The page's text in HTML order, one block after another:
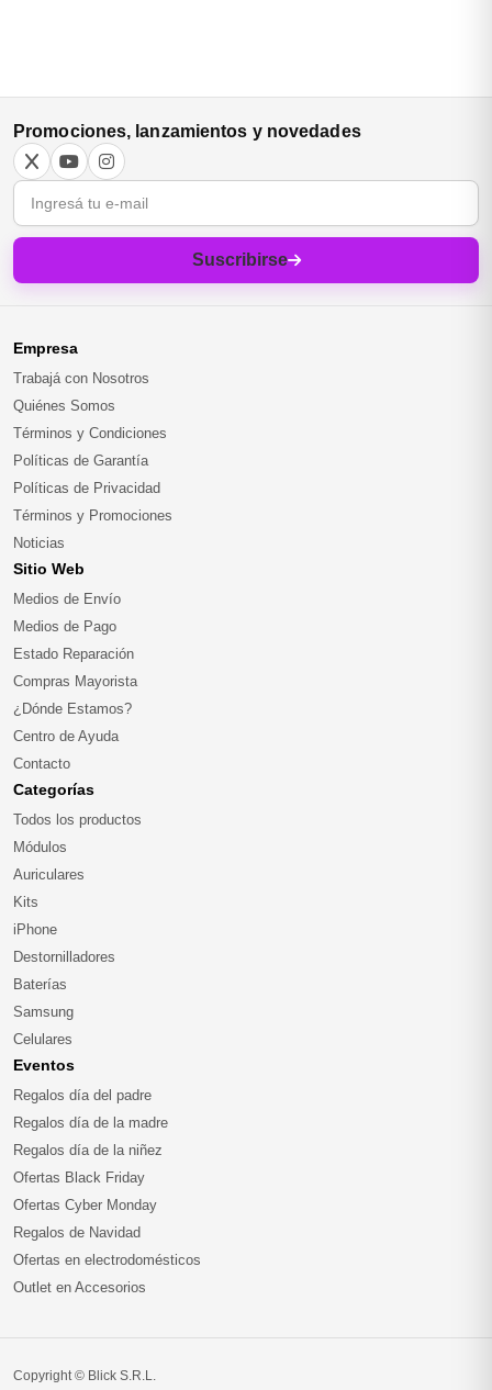
Promociones, lanzamientos y novedades
Correo electrónico
Suscribirse
Empresa
Trabajá con Nosotros
Quiénes Somos
Términos y Condiciones
Políticas de Garantía
Políticas de Privacidad
Términos y Promociones
Noticias
Sitio Web
Medios de Envío
Medios de Pago
Estado Reparación
Compras Mayorista
¿Dónde Estamos?
Centro de Ayuda
Contacto
Categorías
Todos los productos
Módulos
Auriculares
Kits
iPhone
Destornilladores
Baterías
Samsung
Celulares
Eventos
Regalos día del padre
Regalos día de la madre
Regalos día de la niñez
Ofertas Black Friday
Ofertas Cyber Monday
Regalos de Navidad
Ofertas en electrodomésticos
Outlet en Accesorios
Copyright © Blick S.R.L.